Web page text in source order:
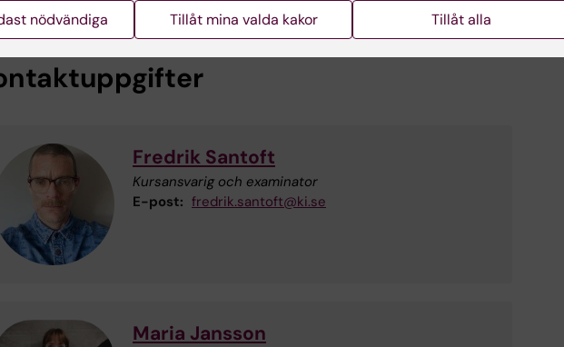
Kursanalys HT18-VT19 (PDF, 608.37 KB)
Fredrik Santoft
Kursansvarig och examinator
E-post: fredrik.santoft@ki.se
Maria Jansson
nödvändiga Tillåt mina valda kakor Tillåt alla